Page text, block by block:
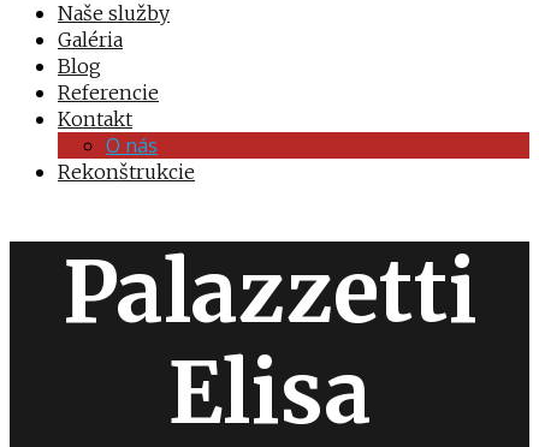
Naše služby
Galéria
Blog
Referencie
Kontakt
O nás
Rekonštrukcie
Palazzetti
Elisa